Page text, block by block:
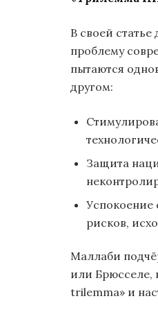
В своей
проблему
пытаются
другом:
Защита
Успокоение
рисков,
Маллаби
или Брюсселе,
trilemma» и